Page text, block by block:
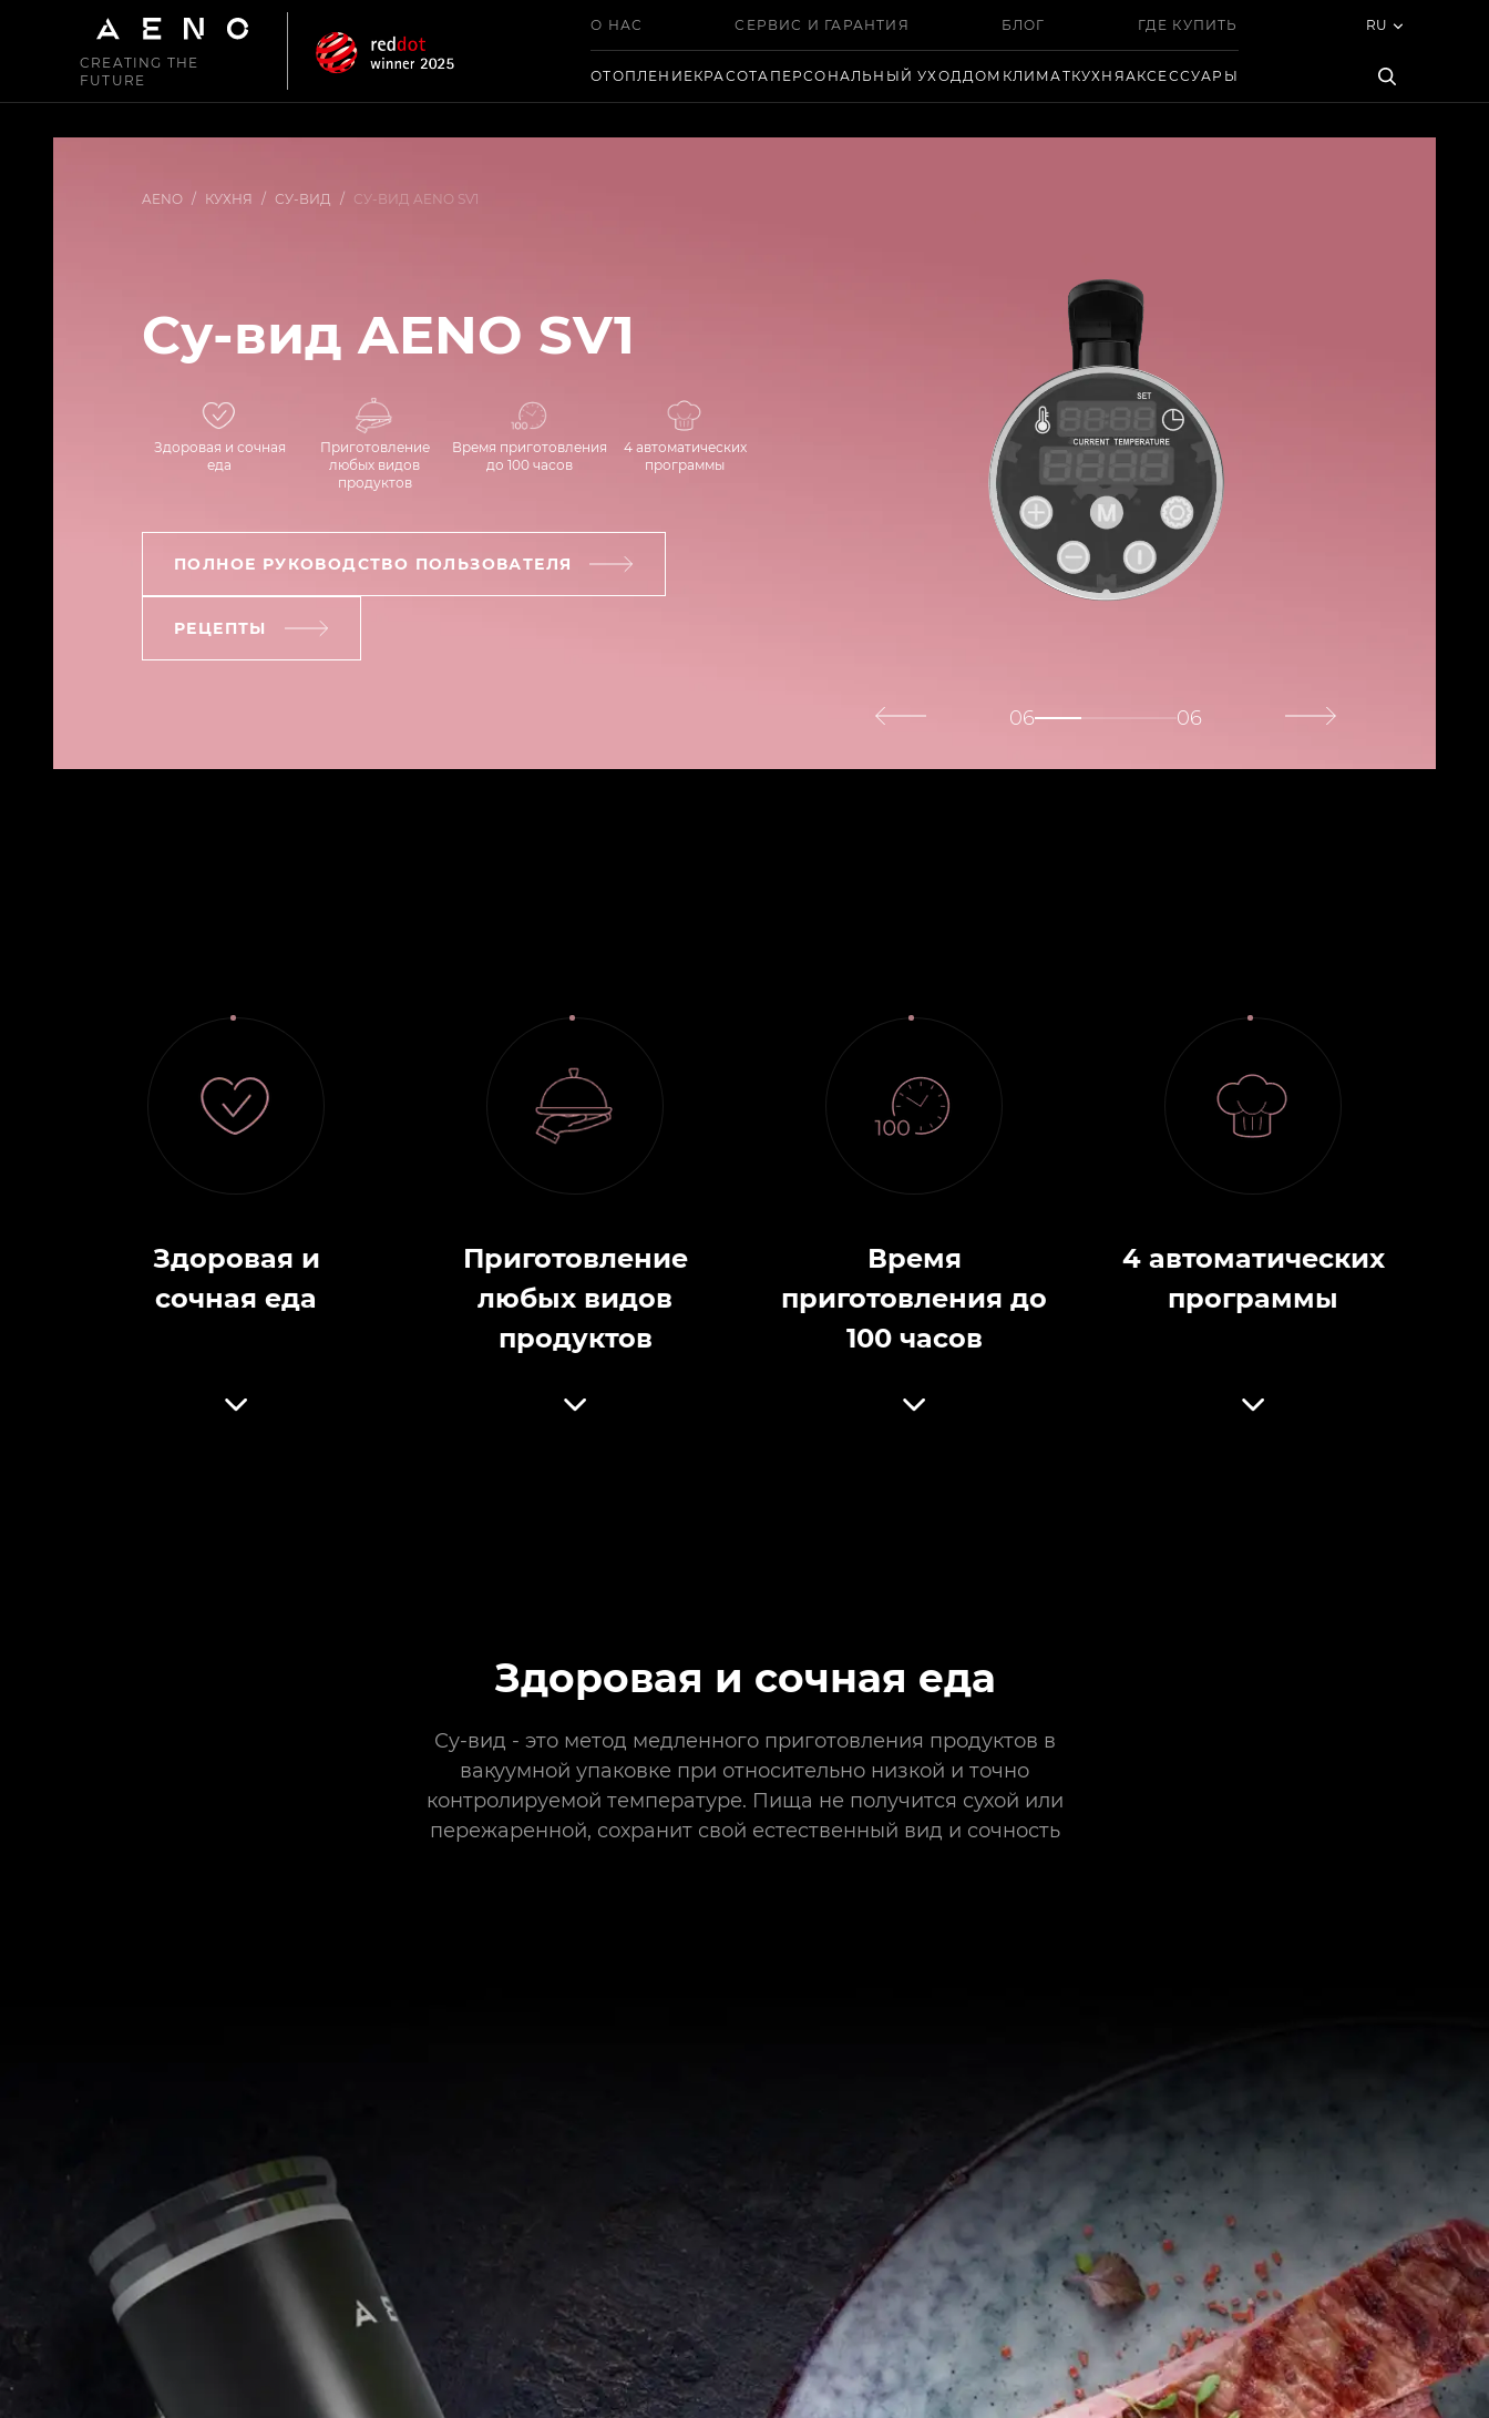
CREATING THE
FUTURE
О НАС СЕРВИС И ГАРАНТИЯ БЛОГ ГДЕ КУПИТЬ
ОТОПЛЕНИЕКРАСОТА ПЕРСОНАЛЬНЫЙ УХОДДОМ КЛИМАТКУХНЯАКСЕССУАРЫ
RU
AENO / КУХНЯ / СУ-ВИД / СУ-ВИД AENO SV1
Су-вид AENO SV1
Здоровая и сочная
еда
Приготовление
любых видов
продуктов
Время приготовления
до 100 часов
4 автоматических
программы
ПОЛНОЕ РУКОВОДСТВО ПОЛЬЗОВАТЕЛЯ
РЕЦЕПТЫ
06 06
Здоровая и
сочная еда
Приготовление
любых видов
продуктов
Время
приготовления до
100 часов
4 автоматических
программы
Здоровая и сочная еда
Су-вид - это метод медленного приготовления продуктов в
вакуумной упаковке при относительно низкой и точно
контролируемой температуре. Пища не получится сухой или
пережаренной, сохранит свой естественный вид и сочность